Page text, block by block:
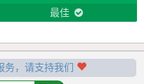
最佳
务，请支持我们